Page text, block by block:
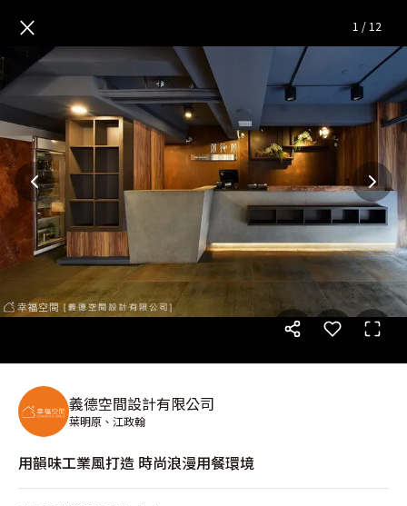
用韻味工業風打造 時尚浪漫用
× 1 / 12
義德空間設計有限公司
葉明原、江政翰
用韻味工業風打造 時尚浪漫用餐環境